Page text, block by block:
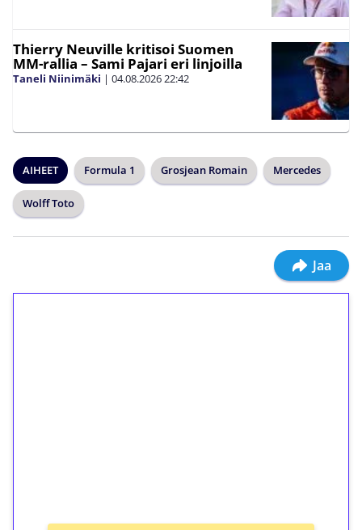
Thierry Neuville kritisoi Suomen
MM-rallia – Sami Pajari eri linjoilla
Taneli Niinimäki | 04.08.202622:42
AIHEET Formula 1 Grosjean Romain Mercedes
Wolff Toto
Jaa